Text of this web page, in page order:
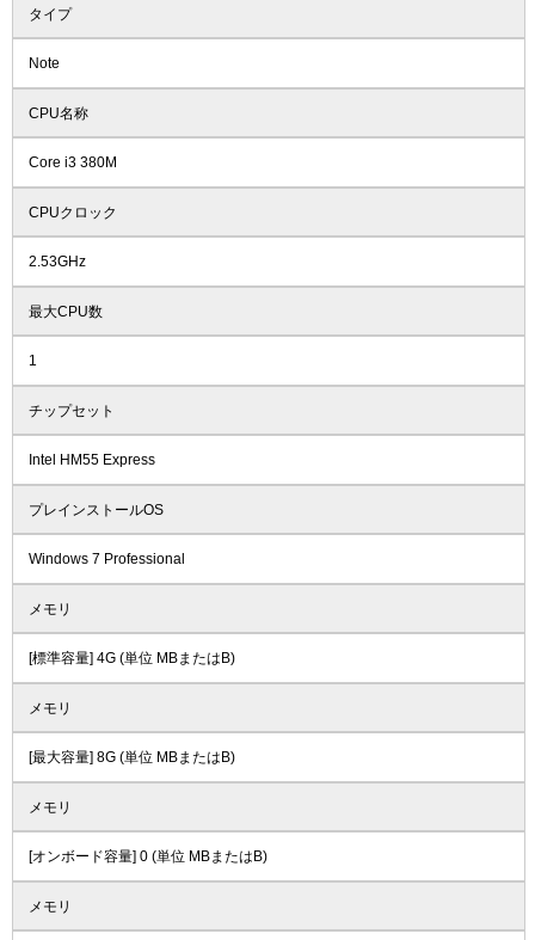
タイプ
Note
CPU名称
Core i3 380M
CPUクロック
2.53GHz
最大CPU数
1
チップセット
Intel HM55 Express
プレインストールOS
Windows 7 Professional
メモリ
[標準容量] 4G (単位 MBまたはB)
メモリ
[最大容量] 8G (単位 MBまたはB)
メモリ
[オンボード容量] 0 (単位 MBまたはB)
メモリ